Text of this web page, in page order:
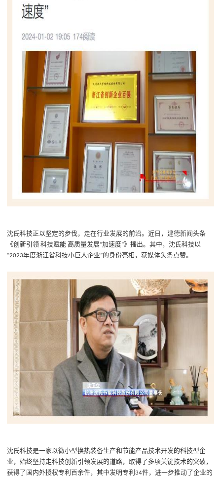
沈氏科技正以坚定的步伐，走在行业发展的前沿。近日，建德新闻头条
《创新引领 科技赋能 高质量发展“加速度”》播出。其中，沈氏科技以
“2023年度浙江省科技小巨人企业”的身份亮相，获媒体头条点赞。
沈氏科技是一家以微小型换热装备生产和节能产品技术开发的科技型企
业，始终坚持走科技创新引领发展的道路，取得了多项关键技术的突破，
获得了国内外授权专利百余件，其中发明专利34件，进一步推动了企业的